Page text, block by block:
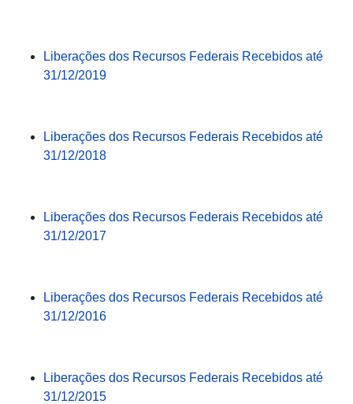
Liberações dos Recursos Federais Recebidos até
31/12/2019
Liberações dos Recursos Federais Recebidos até
31/12/2018
Liberações dos Recursos Federais Recebidos até
31/12/2017
Liberações dos Recursos Federais Recebidos até
31/12/2016
Liberações dos Recursos Federais Recebidos até
31/12/2015